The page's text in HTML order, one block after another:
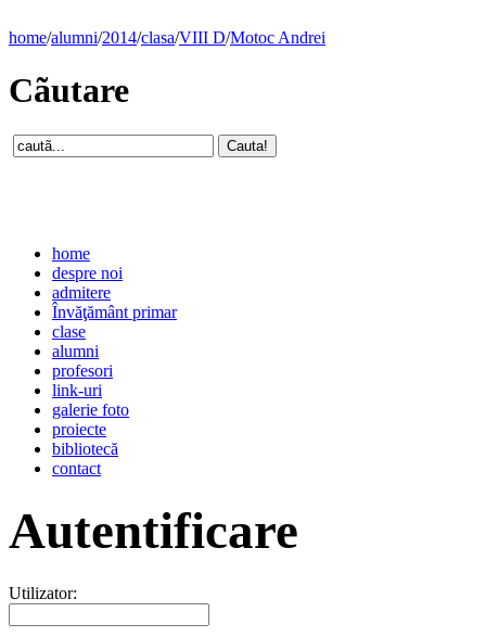
home/alumni/2014/clasa/VIII D/Motoc Andrei
Cãutare
home
despre noi
admitere
Învăţământ primar
clase
alumni
profesori
link-uri
galerie foto
proiecte
bibliotecă
contact
Autentificare
Utilizator: